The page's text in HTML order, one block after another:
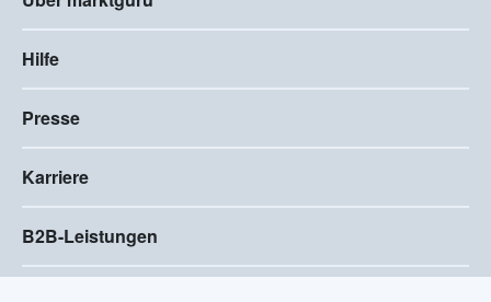
Hilfe
Presse
Karriere
B2B-Leistungen